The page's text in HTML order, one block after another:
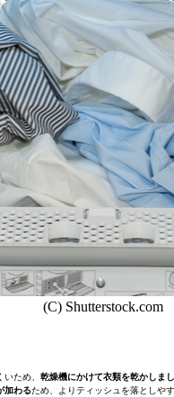
(C) Shutterstock.com
ため、 乾燥機にかけて衣類を乾かしまし
加わるため、よりティッシュを落としや